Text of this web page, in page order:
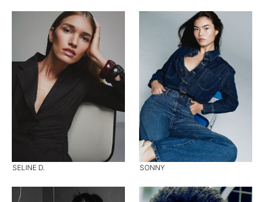
SELINE D. SONNY